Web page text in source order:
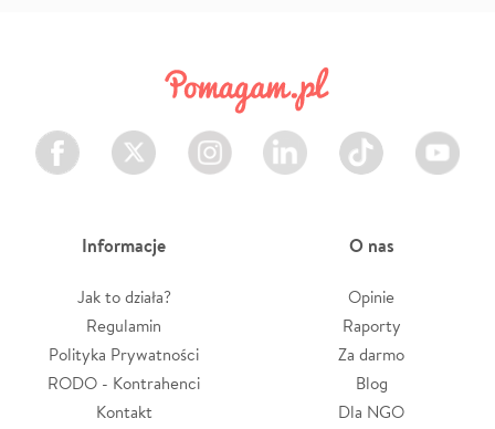
Facebook Twitter Instagram LinkedIn TikTok Youtube
Informacje
Jak to działa?
Regulamin
Polityka Prywatności
RODO - Kontrahenci
Kontakt
O nas
Opinie
Raporty
Za darmo
Blog
Dla NGO